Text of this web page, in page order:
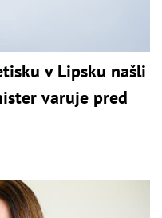
v Lipsku našli
varuje pred